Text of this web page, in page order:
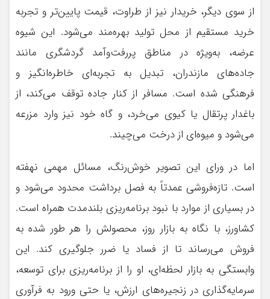
از سوی دیگر، خریدار نیز از طراوت، قیمت پایین‌تر و تجربه
خرید مستقیم از محل تولید بهره‌مند می‌شود. این شیوه
عرضه، به‌ویژه در مناطق پررفت‌وآمد گردشگری مانند
جاده‌های مازندران، تبدیل به تجربه‌ای خاطره‌انگیز و
فرهنگی شده است. مسافر از کنار جاده توقف می‌کند، از
باغدار پرتقال یا کیوی می‌خرد، و گاه خود نیز وارد مزرعه
می‌شود و میوه‌ای از درخت می‌چیند.
اما در ورای این تصویر خوش‌رنگ، مسائل مهمی نهفته
است. تازه‌فروشی عمدتاً به فصل برداشت محدود می‌شود و
در بسیاری از موارد با نبود برنامه‌ریزی بلندمدت همراه است.
کشاورز، با نگاه به بازار روز، محصولش را هر طور شده به
فروش می‌رساند تا از فساد یا ضرر جلوگیری کند. این
وابستگی به بازار لحظه‌ای، او را از برنامه‌ریزی برای توسعه،
سرمایه‌گذاری در زنجیره‌های ارزش، یا حتی ورود به فرآوری